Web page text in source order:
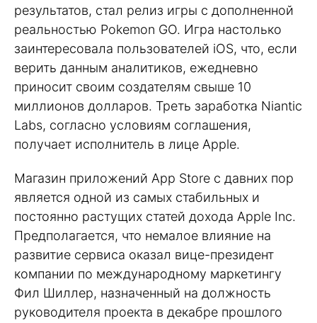
результатов, стал релиз игры с дополненной
реальностью Pokemon GO. Игра настолько
заинтересовала пользователей iOS, что, если
верить данным аналитиков, ежедневно
приносит своим создателям свыше 10
миллионов долларов. Треть заработка Niantic
Labs, согласно условиям соглашения,
получает исполнитель в лице Apple.
Магазин приложений App Store с давних пор
является одной из самых стабильных и
постоянно растущих статей дохода Apple Inc.
Предполагается, что немалое влияние на
развитие сервиса оказал вице-президент
компании по международному маркетингу
Фил Шиллер, назначенный на должность
руководителя проекта в декабре прошлого